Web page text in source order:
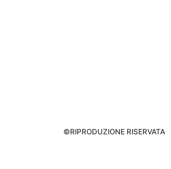
©RIPRODUZIONE RISERVATA